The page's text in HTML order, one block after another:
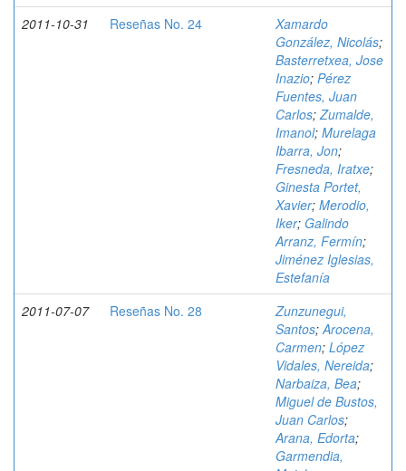
2011-10-31
Reseñas No. 24
Xamardo
González, Nicolás;
Basterretxea, Jose
Inazio; Pérez
Fuentes, Juan
Carlos;Zumalde,
Imanol; Murelaga
Ibarra, Jon;
Fresneda, Iratxe;
Ginesta Portet,
Xavier; Merodio,
Iker; Galindo
Arranz, Fermín;
Jiménez Iglesias,
Estefanía
2011-07-07
Reseñas No. 28
Zunzunegui,
Santos;Arocena,
Carmen; López
Vidales, Nereida;
Narbaiza, Bea;
Miguel de Bustos,
Juan Carlos;
Arana, Edorta;
Garmendia,